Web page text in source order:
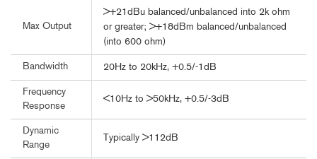
Max Output
>+21dBu balanced/unbalanced into 2k ohm
or greater; >+18dBm balanced/unbalanced
(into 600 ohm)
Bandwidth 20Hz to 20kHz, +0.5/-1dB
Frequency
Response
<10Hz to >50kHz, +0.5/-3dB
Dynamic
Range
Typically >112dB